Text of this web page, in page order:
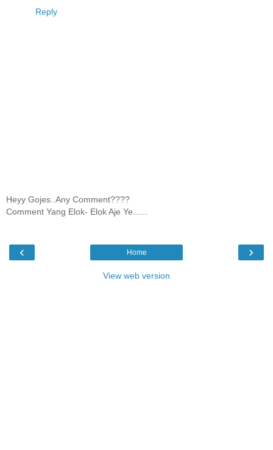
Reply
Heyy Gojes..Any Comment????
Comment Yang Elok- Elok Aje Ye......
‹ ›
Home
View web version